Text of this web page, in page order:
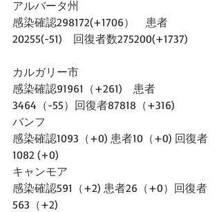
アルバータ州
感染確認298172(+1706）　患者
20255(-51)　回復者数275200(+1737)
カルガリー市
感染確認91961（+261)　患者
3464（-55）回復者87818（+316)
バンフ
感染確認1093（+0) 患者10（+0) 回復者
1082 (+0)
キャンモア
感染確認591（+2) 患者26（+0）回復者
563（+2)